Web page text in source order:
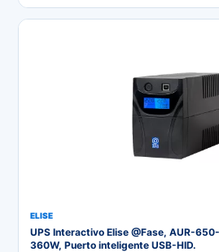
ELISE
UPS Interactivo Elise @Fase, AUR-
360W, Puerto inteligente USB-HID.